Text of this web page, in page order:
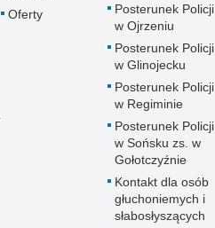
Oferty
Posterunek Policji
w Ojrzeniu
Posterunek Policji
w Glinojecku
Posterunek Policji
w Regiminie
Posterunek Policji
w Sońsku zs. w
Gołotczyźnie
Kontakt dla osób
głuchoniemych i
słabosłyszących